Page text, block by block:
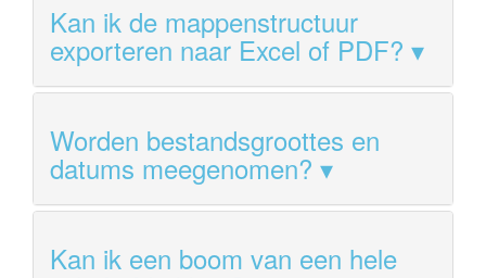
Kan ik de mappenstructuur
exporteren naar Excel of PDF?
Worden bestandsgroottes en
datums meegenomen?
Kan ik een boom van een hele